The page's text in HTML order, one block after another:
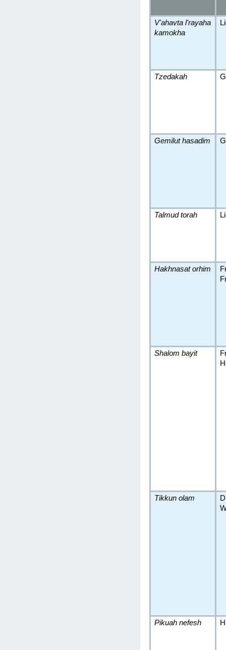
V'ahavta l'rayaha
kamokha
Tzedakah
Gemilut hasadim
Talmud torah
Hakhnasat orhim
Shalom bayit
Tikkun olam
Pikuah nefesh